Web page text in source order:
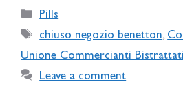
Categories
Pills
Tags
chiuso negozio benetton,
Unione Commercianti Bistrattati
Leave a comment